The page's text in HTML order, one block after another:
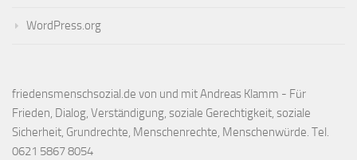
WordPress.org
friedensmenschsozial.de von und mit Andreas Klamm - Für
Frieden, Dialog, Verständigung, soziale Gerechtigkeit, soziale
Sicherheit, Grundrechte, Menschenrechte, Menschenwürde. Tel.
0621 5867 8054